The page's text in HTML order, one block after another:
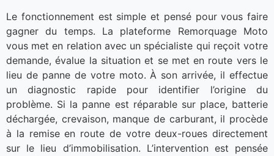
Le fonctionnement est simple et pensé pour vous faire
gagner du temps. La plateforme Remorquage Moto
vous met en relation avec un spécialiste qui reçoit votre
demande, évalue la situation et se met en route vers le
lieu de panne de votre moto. À son arrivée, il effectue
un diagnostic rapide pour identifier l’origine du
problème. Si la panne est réparable sur place, batterie
déchargée, crevaison, manque de carburant, il procède
à la remise en route de votre deux-roues directement
sur le lieu d’immobilisation. L’intervention est pensée